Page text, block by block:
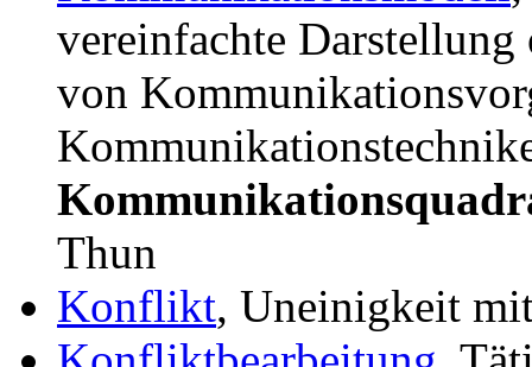
vereinfachte
von
Thun
Konflikt, Uneinigkeit